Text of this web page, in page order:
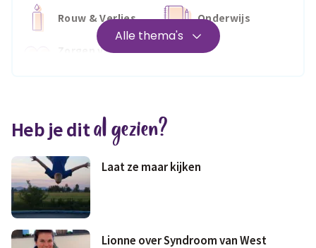
Rouw & Verlies Onderwijs
Zorgen voor
Wonen
Geld & wetten
Alle thema's
Heb je dital gezien?
Laat ze maar kijken
Lionne over Syndroom van West